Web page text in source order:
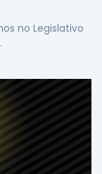
no Legislativo